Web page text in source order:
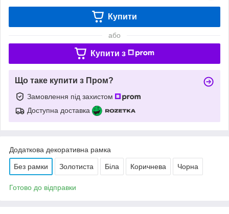
Купити
або
Купити з
Що таке купити з Пром?
Замовлення під захистом
Доступна доставка
Додаткова декоративна рамка
Без рамки Золотиста Біла Коричнева Чорна
Готово до відправки